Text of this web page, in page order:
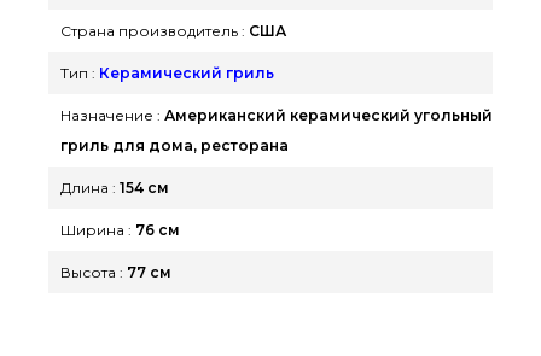
Страна производитель : США
Тип : Керамический гриль
Назначение : Американский керамический угольный
гриль для дома, ресторана
Длина : 154 см
Ширина : 76 см
Высота : 77 см